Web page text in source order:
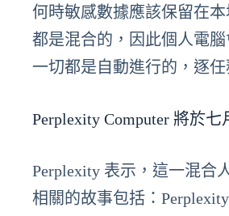
何時敏感數據應該保留在
都是混合的，因此個人電
一切都是自動進行的，逐任
Perplexity Computer 將於
Perplexity 表示，這一混合
相關的故事包括：